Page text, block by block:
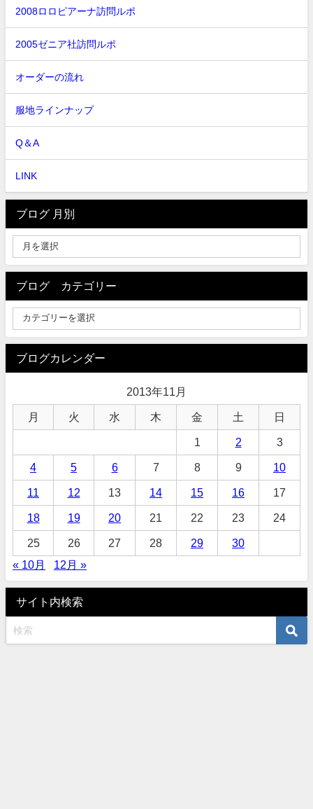
2008ロロピアーナ訪問ルポ
2005ゼニア社訪問ルポ
オーダーの流れ
服地ラインナップ
Q＆A
LINK
ブログ 月別
ブログ カテゴリー
ブログカレンダー
2013年11月
月 火 水 木 金 土 日
1 2 3
4 5 6 7 8 9 10
11 12 13 14 15 16 17
18 19 20 21 22 23 24
25 26 27 28 29
30
« 10月
12月 »
サイト内検索